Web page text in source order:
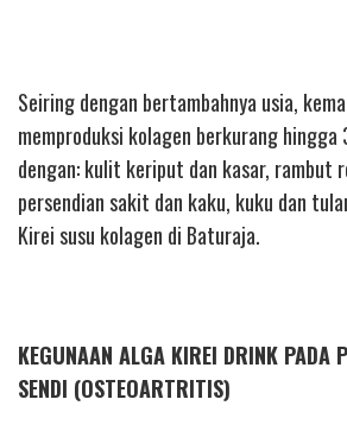
Seiring dengan bertambahnya usia,
memproduksi kolagen berkurang
dengan: kulit keriput dan kasar, rambut
persendian sakit dan kaku, kuku dan
Kirei susu kolagen di Baturaja.
KEGUNAAN ALGA KIREI DRINK PADA
SENDI (OSTEOARTRITIS)